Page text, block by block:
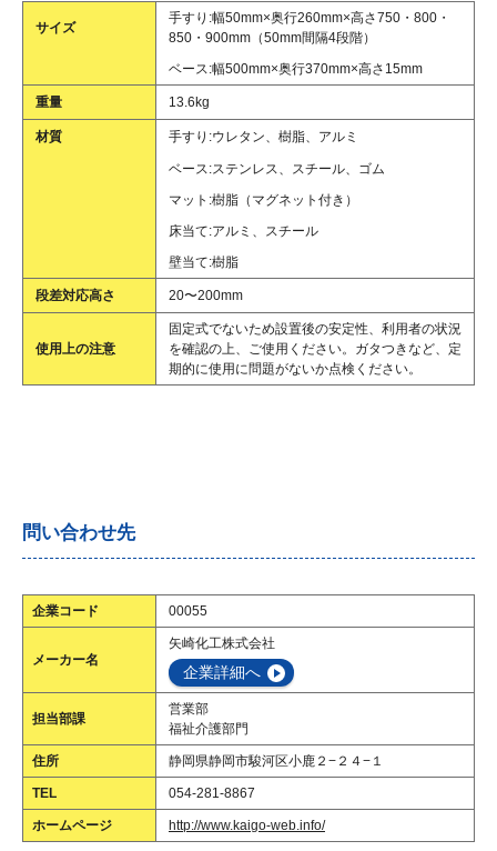
サイズ
手すり:幅50mm×奥行260mm×高さ750・800・
850・900mm（50mm間隔4段階）
ベース:幅500mm×奥行370mm×高さ15mm
重量 13.6kg
材質 手すり:ウレタン、樹脂、アルミ
ベース:ステンレス、スチール、ゴム
マット:樹脂（マグネット付き）
床当て:アルミ、スチール
壁当て:樹脂
段差対応高さ 20〜200mm
使用上の注意
固定式でないため設置後の安定性、利用者の状況
を確認の上、ご使用ください。ガタつきなど、定
期的に使用に問題がないか点検ください。
問い合わせ先
企業コード 00055
メーカー名
矢崎化工株式会社
企業詳細へ
担当部課
営業部
福祉介護部門
住所 静岡県静岡市駿河区小鹿２−２４−１
TEL 054-281-8867
ホームページ http://www.kaigo-web.info/